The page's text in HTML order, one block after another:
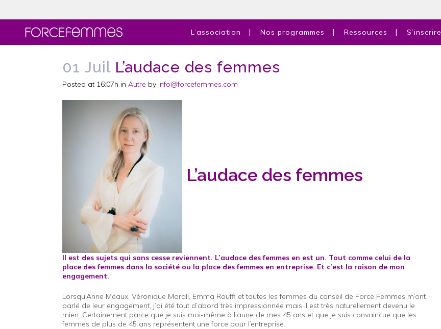
L’association Nos programmes Ressources S’inscrire
01 JuilL’audace des femmes
Posted at 16:07h in Autre by info@forcefemmes.com
L’audace des femmes
Il est des sujets qui sans cesse reviennent. L’audace des femmes en est un. Tout comme celui de la
place des femmes dans la société ou la place des femmes en entreprise. Et c’est la raison de mon
engagement.
Lorsqu’Anne Méaux, Véronique Morali, Emma Rouffi et toutes les femmes du conseil de Force Femmes m’ont
parlé de leur engagement, j’ai été tout d’abord très impressionnée mais il est très naturellement devenu le
mien. Certainement parce que je suis moi-même à l’aune de mes 45 ans et que je suis convaincue que les
femmes de plus de 45 ans représentent une force pour l’entreprise.